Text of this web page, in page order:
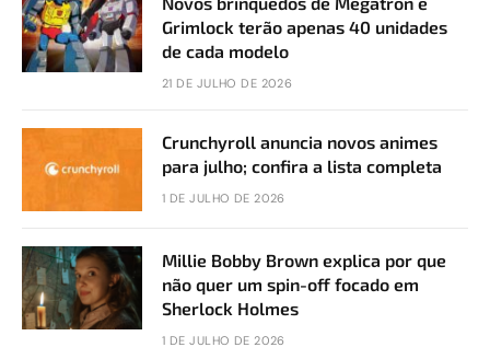
Grimlock terão apenas 40 unidades
de cada modelo
21 DE JULHO DE 2026
Crunchyroll anuncia novos animes
para julho; confira a lista completa
1 DE JULHO DE 2026
Millie Bobby Brown explica por que
não quer um spin-off focado em
Sherlock Holmes
1 DE JULHO DE 2026